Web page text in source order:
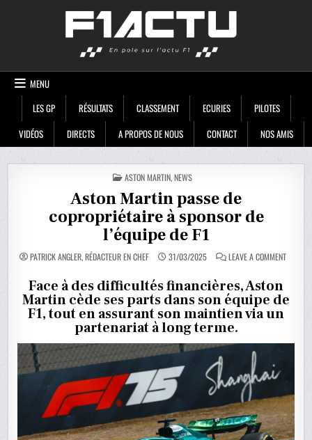
MENU
LES GP
RÉSULTATS CLASSEMENT ECURIES
PILOTES
VIDÉOS
DIRECTS A PROPOS DE NOUS CONTACT NOS AMIS
POSTED
IN
ASTON MARTIN,NEWS
Aston Martin passe de
copropriétaire à sponsor de
l’équipe de F1
PATRICK ANGLER, RÉDACTEUR EN CHEF 31/03/2025 LEAVE A COMMENTON
ASTON
À
Face à des difficultés financières, Aston
Martin cède ses parts dans son équipe de
F1, tout en assurant son maintien via un
partenariat à long terme.